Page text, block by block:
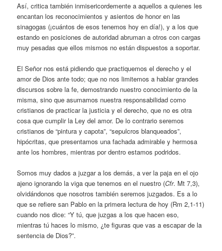
Así, critica también inmisericordemente a aquellos a quienes les
encantan los reconocimientos y asientos de honor en las
sinagogas (¡cuántos de esos tenemos hoy en día!), y a los que
estando en posiciones de autoridad abruman a otros con cargas
muy pesadas que ellos mismos no están dispuestos a soportar.
El Señor nos está pidiendo que practiquemos el derecho y el
amor de Dios ante todo; que no nos limitemos a hablar grandes
discursos sobre la fe, demostrando nuestro conocimiento de la
misma, sino que asumamos nuestra responsabilidad como
cristianos de practicar la justicia y el derecho, que no es otra
cosa que cumplir la Ley del amor. De lo contrario seremos
cristianos de “pintura y capota”, “sepulcros blanqueados”,
hipócritas, que presentamos una fachada admirable y hermosa
ante los hombres, mientras por dentro estamos podridos.
Somos muy dados a juzgar a los demás, a ver la paja en el ojo
ajeno ignorando la viga que tenemos en el nuestro (Cfr. Mt 7,3),
olvidándonos que nosotros también seremos juzgados. Es a lo
que se refiere san Pablo en la primera lectura de hoy (Rm 2,1-11)
cuando nos dice: “Y tú, que juzgas a los que hacen eso,
mientras tú haces lo mismo, ¿te figuras que vas a escapar de la
sentencia de Dios?”.